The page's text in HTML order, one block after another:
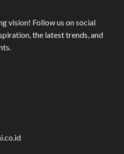
vision! Follow us on social
the latest trends, and